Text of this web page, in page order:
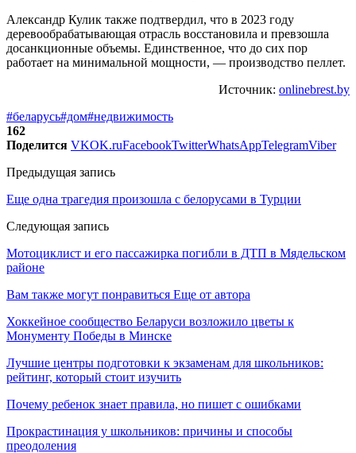
Александр Кулик также подтвердил, что в 2023 году
деревообрабатывающая отрасль восстановила и превзошла
досанкционные объемы. Единственное, что до сих пор
работает на минимальной мощности, — производство пеллет.
Источник: onlinebrest.by
#беларусь#дом#недвижимость
162
Поделится VKOK.ruFacebookTwitterWhatsAppTelegramViber
Предыдущая запись
Еще одна трагедия произошла с белорусами в Турции
Следующая запись
Мотоциклист и его пассажирка погибли в ДТП в Мядельском
районе
Вам также могут понравиться Еще от автора
Хоккейное сообщество Беларуси возложило цветы к
Монументу Победы в Минске
Лучшие центры подготовки к экзаменам для школьников:
рейтинг, который стоит изучить
Почему ребенок знает правила, но пишет с ошибками
Прокрастинация у школьников: причины и способы
преодоления